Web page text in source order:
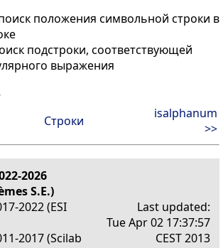
положения символьной строки в
подстроки, соответствующей
выражения
Строки
isalphanum
>>
2026
S.E.)
2022 (ESI
2017 (Scilab
Last updated:
Tue Apr 02 17:37:57
CEST 2013